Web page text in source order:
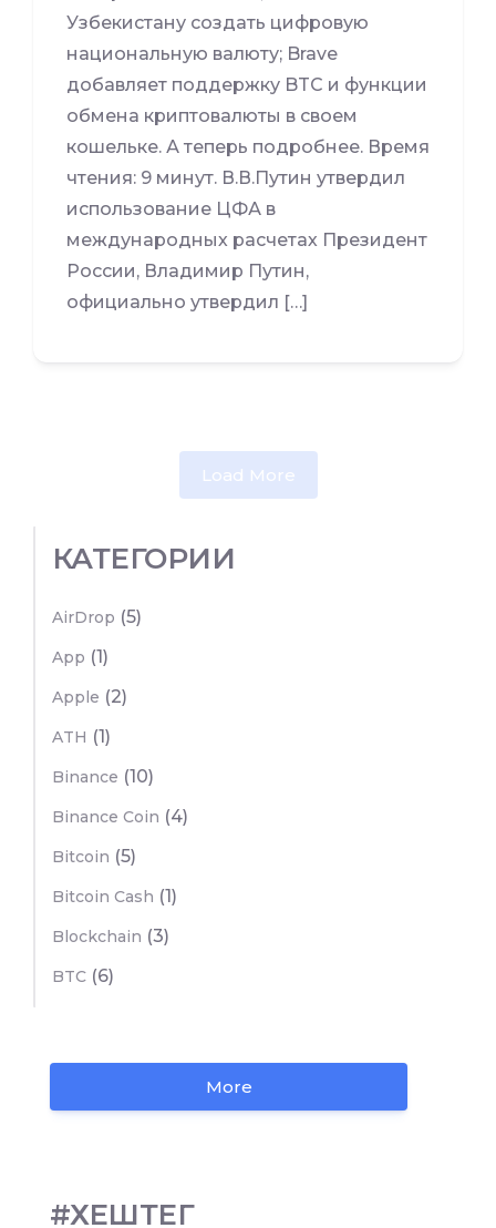
Узбекистану создать цифровую
национальную валюту; Brave
добавляет поддержку BTC и функции
обмена криптовалюты в своем
кошельке. А теперь подробнее. Время
чтения: 9 минут. В.В.Путин утвердил
использование ЦФА в
международных расчетах Президент
России, Владимир Путин,
официально утвердил […]
Load More
КАТЕГОРИИ
AirDrop (5)
App (1)
Apple (2)
ATH (1)
Binance (10)
Binance Coin (4)
Bitcoin (5)
Bitcoin Cash (1)
Blockchain (3)
BTC (6)
More
#ХЕШТЕГ